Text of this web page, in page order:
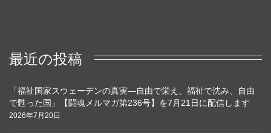
最近の投稿
「福祉国家スウェーデンの真実―自由で栄え、福祉で沈み、自由
で甦った国」【闘魂メルマガ第236号】を7月21日に配信します
2026年7月20日